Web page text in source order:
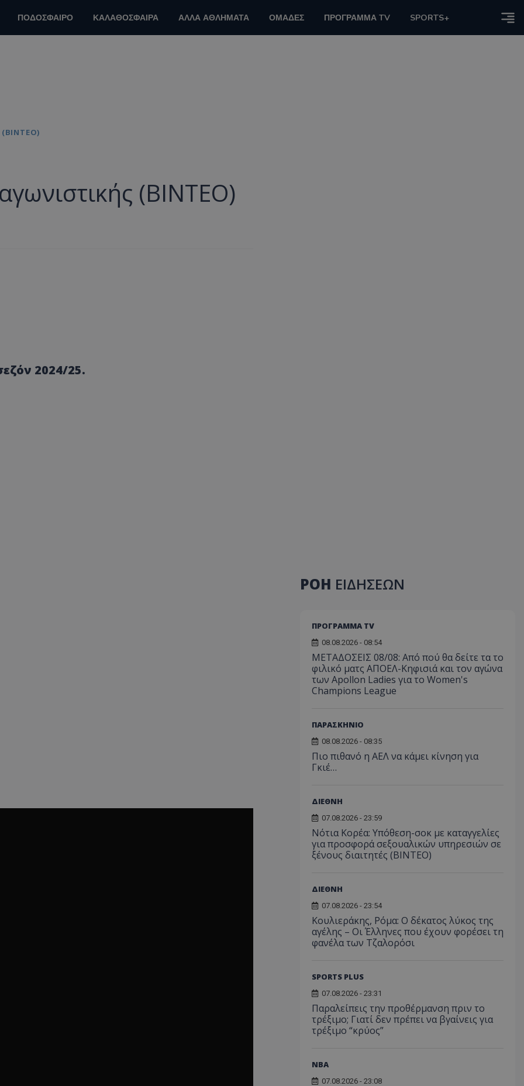
ΠΟΔΟΣΦΑΙΡΟ ΚΑΛΑΘΟΣΦΑΙΡΑ ΑΛΛΑ ΑΘΛΗΜΑΤΑ ΟΜΑΔΕΣ ΠΡΟΓΡΑΜΜΑ TV SPORTS+
(BINTEO)
2024/25.
ΡΟΗ ΕΙΔΗΣΕΩΝ
ΠΡΟΓΡΑΜΜΑ TV
08.08.2026 - 08:54
ΜΕΤΑΔΟΣΕΙΣ 08/08: Από πού θα δείτε τα το
φιλικό ματς ΑΠΟΕΛ-Κηφισιά και τον αγώνα
των Apollon Ladies για το Women's
Champions League
ΠΑΡΑΣΚΗΝΙΟ
08.08.2026 - 08:35
Πιο πιθανό η ΑΕΛ να κάμει κίνηση για
Γκιέ…
ΔΙΕΘΝΗ
07.08.2026 - 23:59
Νότια Κορέα: Υπόθεση-σοκ με καταγγελίες
για προσφορά σεξουαλικών υπηρεσιών σε
ξένους διαιτητές (BINTEO)
ΔΙΕΘΝΗ
07.08.2026 - 23:54
Κουλιεράκης, Ρόμα: Ο δέκατος λύκος της
αγέλης – Οι Έλληνες που έχουν φορέσει τη
φανέλα των Τζαλορόσι
SPORTS PLUS
07.08.2026 - 23:31
Παραλείπεις την προθέρμανση πριν το
τρέξιμο; Γιατί δεν πρέπει να βγαίνεις για
τρέξιμο “κρύος”
NBA
07.08.2026 - 23:08